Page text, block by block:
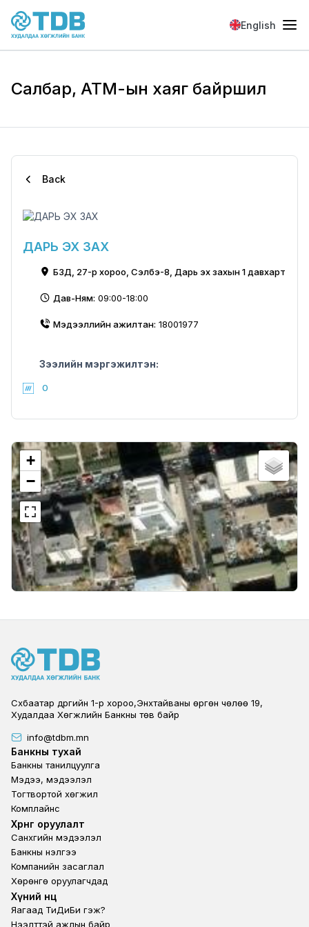
Skip to main content
English
Салбар, АТМ-ын хаяг байршил
Back
ДАРЬ ЭХ ЗАХ
БЗД, 27-р хороо, Сэлбэ-8, Дарь эх захын 1 давхарт
Дав-Ням: 09:00-18:00
Мэдээллийн ажилтан: 18001977
Зээлийн мэргэжилтэн:
0
+
−
Сүхбаатар дүүргийн 1-р хороо,Энхтайваны өргөн чөлөө 19,
Худалдаа Хөгжлийн Банкны төв байр
info@tdbm.mn
Footer
Банкны тухай
Банкны танилцуулга
Мэдээ, мэдээлэл
Тогтвортой хөгжил
Комплайнс
Footer third
Хөрөнгө оруулалт
Санхүүгийн мэдээлэл
Банкны үнэлгээ
Компанийн засаглал
Хөрөнгө оруулагчдад
Footer second
Хүний нөөц
Яагаад ТиДиБи гэж?
Нээлттэй ажлын байр